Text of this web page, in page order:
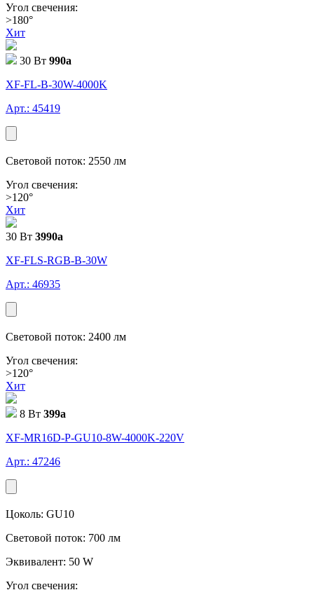
Угол свечения:
>180°
Хит
30 Вт 990a
XF-FL-В-30W-4000K
Арт.: 45419
Световой поток: 2550 лм
Угол свечения:
>120°
Хит
30 Вт 3990a
XF-FLS-RGB-В-30W
Арт.: 46935
Световой поток: 2400 лм
Угол свечения:
>120°
Хит
8 Вт 399a
XF-MR16D-P-GU10-8W-4000K-220V
Арт.: 47246
Цоколь: GU10
Световой поток: 700 лм
Эквивалент: 50 W
Угол свечения: